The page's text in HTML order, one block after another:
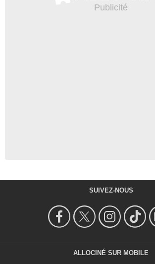
SUIVEZ-NOUS
ALLOCINÉ SUR MOBILE